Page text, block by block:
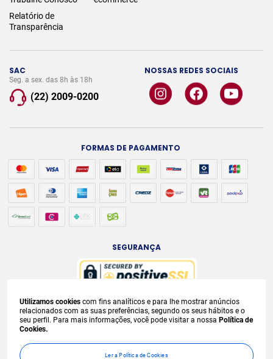
SAC
Seg. a sex. das 8h às 18h
(22) 2009-0200
NOSSAS REDES SOCIAIS
Relatório de
Transparência
FORMAS DE PAGAMENTO
SEGURANÇA
A venda e o consumo de bebidas alcoólicas são proibidos para menores de
18 anos. Bebida Alcoólica pode causar dependência química e, em excesso,
provoca
condições exclusivas para internet e válidos durante o dia de hoje, podendo
sofrer alterações sem
prévia notificação. No caso de faltar algum produto,
Utilizamos cookies com fins analíticos e para lhe mostrar anúncios
relacionados com as suas preferências, segundo os seus hábitos e o
seu perfil. Para mais informações, você pode visitar a nossa Política de
Cookies.
Ler a Política de Cookies